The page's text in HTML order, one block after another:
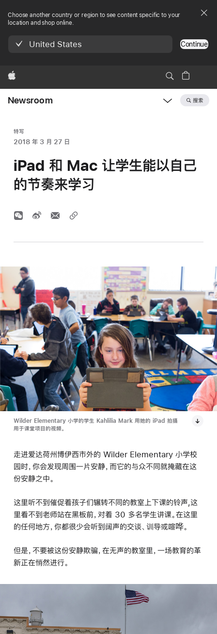
Choose another country or region to see content specific to your
location and shop online.
United States Continue
Apple
Newsroom 搜索
特写
2018 年 3 月 27 日
iPad 和 Mac 让学生能以自己
的节奏来学习
Wilder Elementary 小学的学生 Kahlilia Mark 用她的 iPad 拍摄
用于课堂项目的视频。
走进爱达荷州博伊西市外的 Wilder Elementary 小学校
园时，你会发现周围一片安静，而它的与众不同就掩藏在这
份安静之中。
这里听不到催促着孩子们辗转不同的教室上下课的铃声,这
里看不到老师站在黑板前，对着 30 多名学生讲课。在这里
的任何地方，你都很少会听到阔声的交谈、训导或喧哗。
但是，不要被这份安静欺骗，在无声的教室里，一场教育的革
新正在悄然进行。